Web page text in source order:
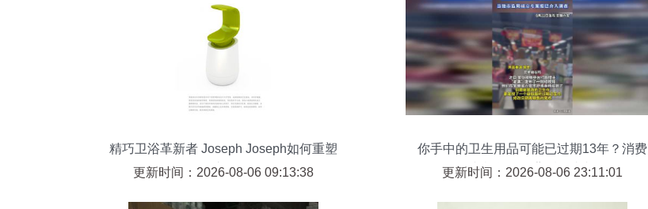
精巧卫浴革新者 Joseph Joseph如何重塑
个人护理体验
更新时间：2026-08-06 09:13:38
你手中的卫生用品可能已过期13年？消费
者紧急预警背后的真相
更新时间：2026-08-06 23:11:01